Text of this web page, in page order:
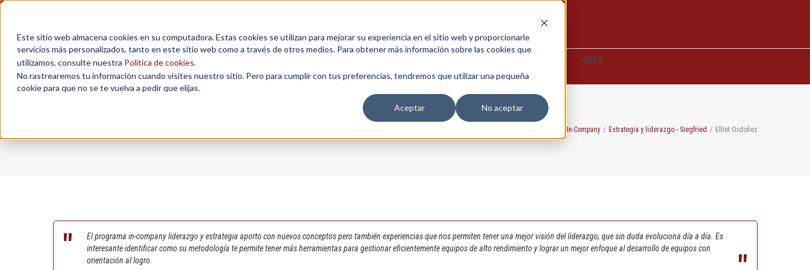
Este sitio web almacena cookies en su computadora. Estas cookies se utilizan para mejorar su experiencia en el sitio web y proporcionarle
servicios más personalizados, tanto en este sitio web como a través de otros medios. Para obtener más información sobre las cookies que
utilizamos, consulte nuestra Política de cookies.
No rastrearemos tu información cuando visites nuestro sitio. Pero para cumplir con tus preferencias, tendremos que utilizar una pequeña
cookie para que no se te vuelva a pedir que elijas.
Aceptar
No aceptar
USFQ
In-Company / Estrategia y liderazgo - Siegfried / Elliot Ordoñez
El programa in-company liderazgo y estrategia aporto con nuevos conceptos pero también experiencias que nos permiten tener una mejor visión del liderazgo, que sin duda evoluciona día a día. Es
interesante identificar como su metodología te permite tener más herramientas para gestionar eficientemente equipos de alto rendimiento y lograr un mejor enfoque al desarrollo de equipos con
orientación al logro.